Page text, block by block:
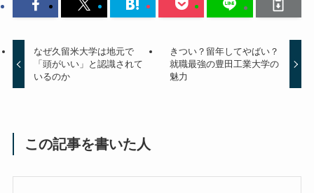
なぜ久留米大学は地元で
「頭がいい」と認識されて
いるのか
きつい？留年してやばい？
就職最強の豊田工業大学の
魅力
この記事を書いた人